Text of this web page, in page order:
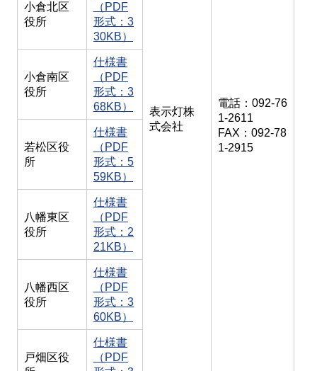
表示灯株
式会社
電話：092-76
1-2611
FAX：092-78
1-2915
小倉北区
役所
（PDF
形式：3
30KB）
小倉南区
役所
仕様書
（PDF
形式：3
68KB）
若松区役
所
仕様書
（PDF
形式：5
59KB）
八幡東区
役所
仕様書
（PDF
形式：2
21KB）
八幡西区
役所
仕様書
（PDF
形式：3
60KB）
戸畑区役
仕様書
（PDF